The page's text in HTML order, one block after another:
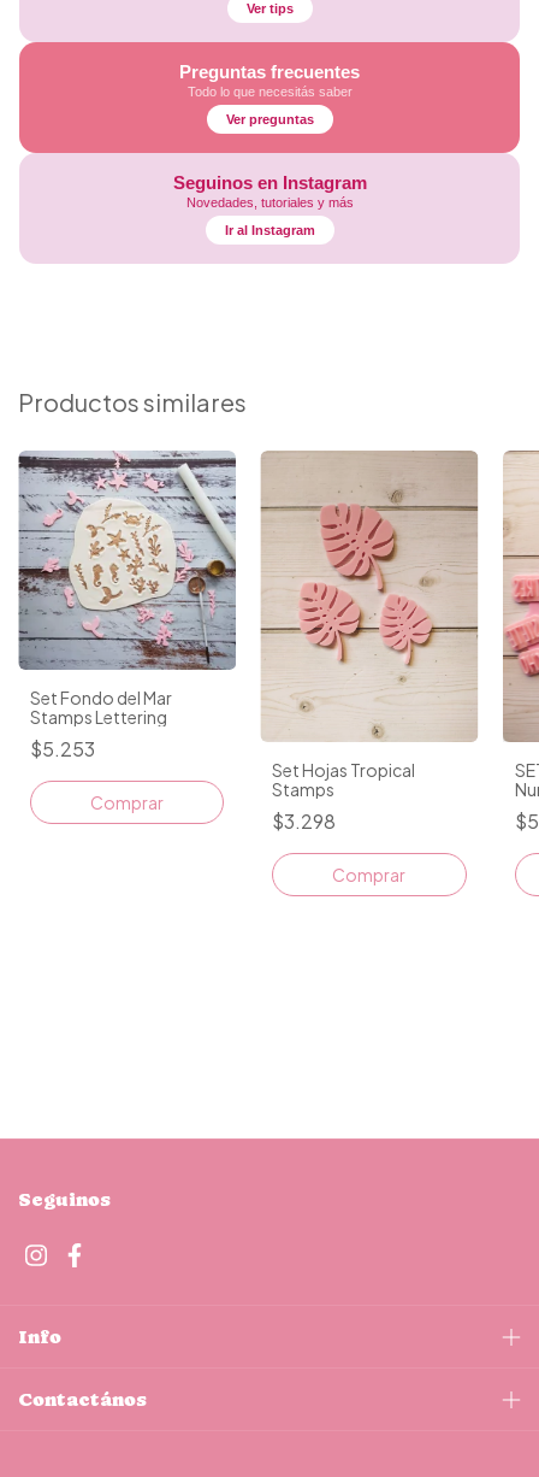
Ver tips
Preguntas frecuentes
Todo lo que necesitás saber
Ver preguntas
Seguinos en Instagram
Novedades, tutoriales y más
Ir al Instagram
Productos similares
Set Fondo del Mar
Stamps Lettering
$5.253
Set Hojas Tropical
Stamps
$3.298
Seguinos
Info
Contactános